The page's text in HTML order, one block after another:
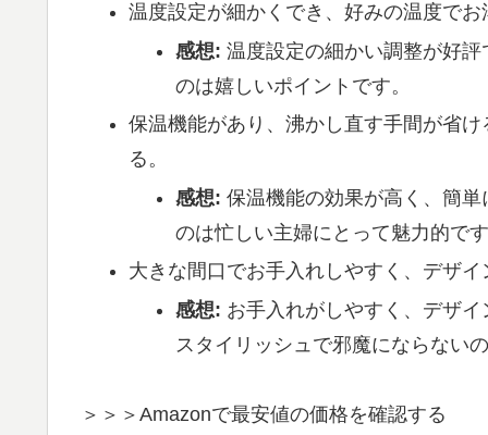
温度設定が細かくでき、好みの温度で
感想: 温度設定の細かい調整が好
のは嬉しいポイントです。
保温機能があり、沸かし直す手間が省
る。
感想: 保温機能の効果が高く、簡
のは忙しい主婦にとって魅力的で
大きな間口でお手入れしやすく、デザ
感想: お手入れがしやすく、デザ
スタイリッシュで邪魔にならない
＞＞＞Amazonで最安値の価格を確認する